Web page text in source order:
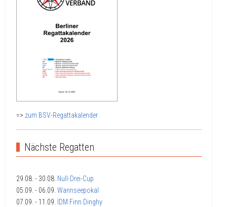
=> zum BSV-Regattakalender
Nächste Regatten
29.08. - 30.08. Null-Drei-Cup
05.09. - 06.09. Wannseepokal
07.09. - 11.09. IDM Finn Dinghy